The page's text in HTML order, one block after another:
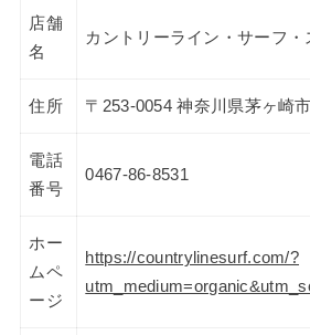
店舗
名
カントリーライン・サーフ・
住所 〒253-0054 神奈川県茅ヶ崎
電話
番号
0467-86-8531
ホー
ムペ
ージ
https://countrylinesurf.com/?